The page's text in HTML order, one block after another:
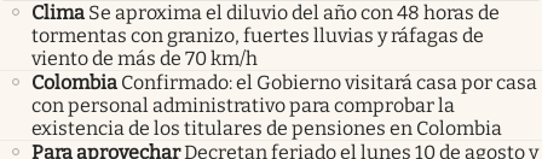
Clima Se aproxima el diluvio del año con 48 horas de
tormentas con granizo, fuertes lluvias y ráfagas de
viento de más de 70 km/h
Colombia Confirmado: el Gobierno visitará casa por casa
con personal administrativo para comprobar la
existencia de los titulares de pensiones en Colombia
Para aprovecharDecretan feriado el lunes 10 de agosto y